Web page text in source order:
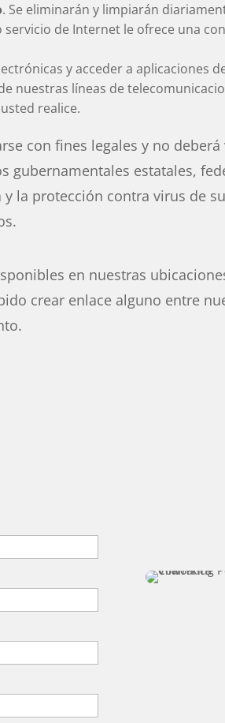
. Se eliminarán y limpiarán
servicio de Internet le ofrece una
y acceder a aplicaciones
nuestras líneas de
realice.
con fines legales y no
gubernamentales estatales,
la protección contra virus de
en nuestras
crear enlace alguno entre